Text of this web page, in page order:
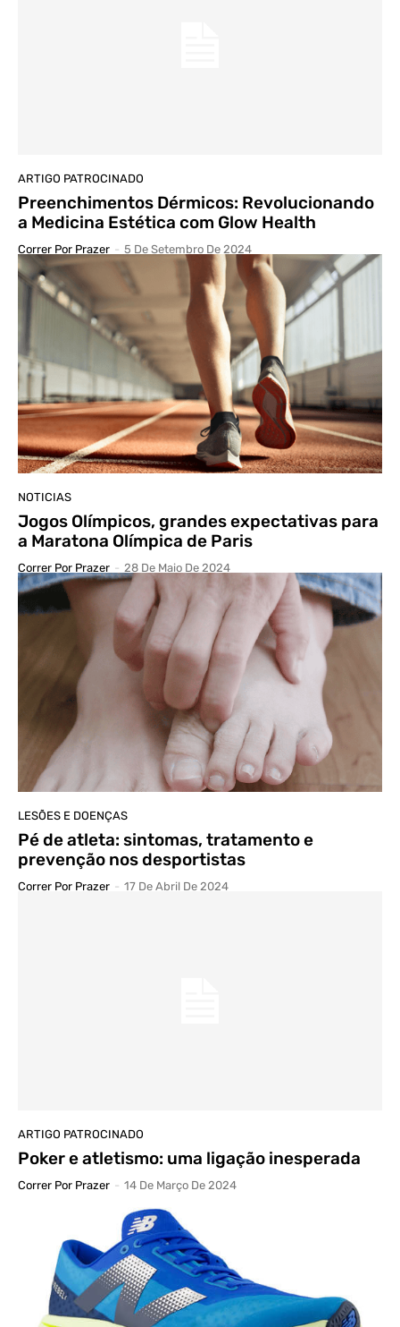
ARTIGO PATROCINADO
Preenchimentos Dérmicos: Revolucionando
a Medicina Estética com Glow Health
Correr Por Prazer - 5 De Setembro De 2024
NOTICIAS
Jogos Olímpicos, grandes expectativas para
a Maratona Olímpica de Paris
Correr Por Prazer - 28 De Maio De 2024
LESÕES E DOENÇAS
Pé de atleta: sintomas, tratamento e
prevenção nos desportistas
Correr Por Prazer - 17 De Abril De 2024
ARTIGO PATROCINADO
Poker e atletismo: uma ligação inesperada
Correr Por Prazer - 14 De Março De 2024